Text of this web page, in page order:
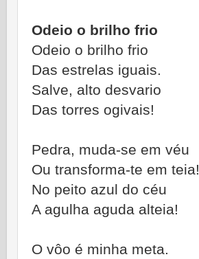
Odeio o brilho frio
Odeio o brilho frio
Das estrelas iguais.
Salve, alto desvario
Das torres ogivais!
Pedra, muda-se em véu
Ou transforma-te em teia!
No peito azul do céu
A agulha aguda alteia!
O vôo é minha meta.